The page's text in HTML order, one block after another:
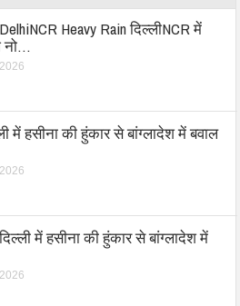
Heavy Rain दिल्लीNCR में
नो…
में हसीना की हुंकार से बांग्लादेश में बवाल
में हसीना की हुंकार से बांग्लादेश में